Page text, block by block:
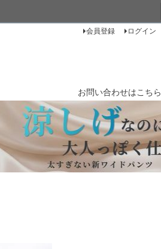
会員登録 ログイン
お問い合わせはこちら